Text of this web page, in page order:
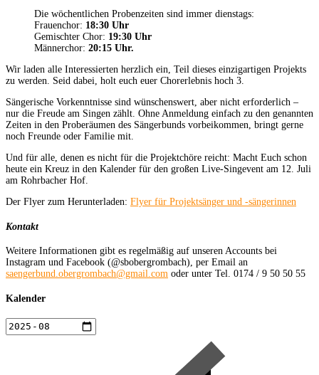
Die wöchentlichen Probenzeiten sind immer dienstags:
Frauenchor: 18:30 Uhr
Gemischter Chor: 19:30 Uhr
Männerchor: 20:15 Uhr.
Wir laden alle Interessierten herzlich ein, Teil dieses einzigartigen Projekts
zu werden. Seid dabei, holt euch euer Chorerlebnis hoch 3.
Sängerische Vorkenntnisse sind wünschenswert, aber nicht erforderlich –
nur die Freude am Singen zählt. Ohne Anmeldung einfach zu den genannten
Zeiten in den Proberäumen des Sängerbunds vorbeikommen, bringt gerne
noch Freunde oder Familie mit.
Und für alle, denen es nicht für die Projektchöre reicht: Macht Euch schon
heute ein Kreuz in den Kalender für den großen Live-Singevent am 12. Juli
am Rohrbacher Hof.
Der Flyer zum Herunterladen: Flyer für Projektsänger und -sängerinnen
Kontakt
Weitere Informationen gibt es regelmäßig auf unseren Accounts bei
Instagram und Facebook (@sbobergrombach), per Email an
saengerbund.obergrombach@gmail.com oder unter Tel. 0174 / 9 50 50 55
Kalender